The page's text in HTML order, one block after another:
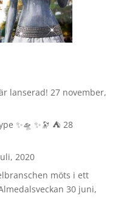
lanserad! 27 november,
✨🛸 ✨🔭 ⛺️ 28
2020
möts i ett
30 juni,